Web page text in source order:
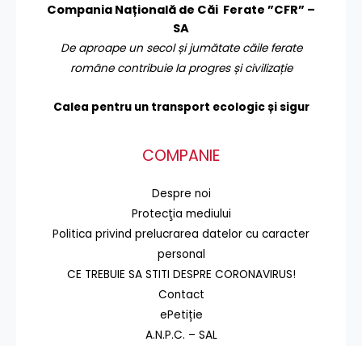
Compania Națională de Căi Ferate ”CFR” –
SA
De aproape un secol și jumătate căile ferate
române contribuie la progres și civilizație
Calea pentru un transport ecologic și sigur
COMPANIE
Despre noi
Protecţia mediului
Politica privind prelucrarea datelor cu caracter
personal
CE TREBUIE SA STITI DESPRE CORONAVIRUS!
Contact
ePetiție
A.N.P.C. – SAL